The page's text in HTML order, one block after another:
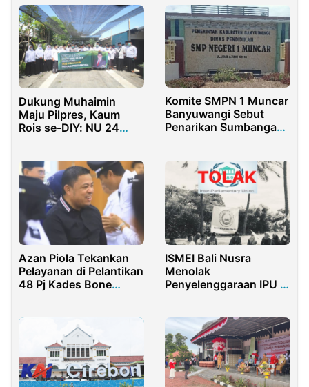
Dukung Muhaimin
Maju Pilpres, Kaum
Rois se-DIY: NU 24
Komite SMPN 1 Muncar
Banyuwangi Sebut
Penarikan Sumbangan
Azan Piola Tekankan
Pelayanan di Pelantikan
48 Pj Kades Bone
ISMEI Bali Nusra
Menolak
Penyelenggaraan IPU di